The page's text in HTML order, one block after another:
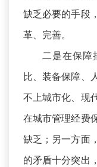
缺乏必要的手段
革、完善。
二是在保障
比、装备保障、
不上城市化、现
在城市管理经费
缺乏；另一方面
的矛盾十分突出